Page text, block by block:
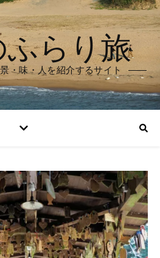
らり旅
・味・人を紹介するサイト